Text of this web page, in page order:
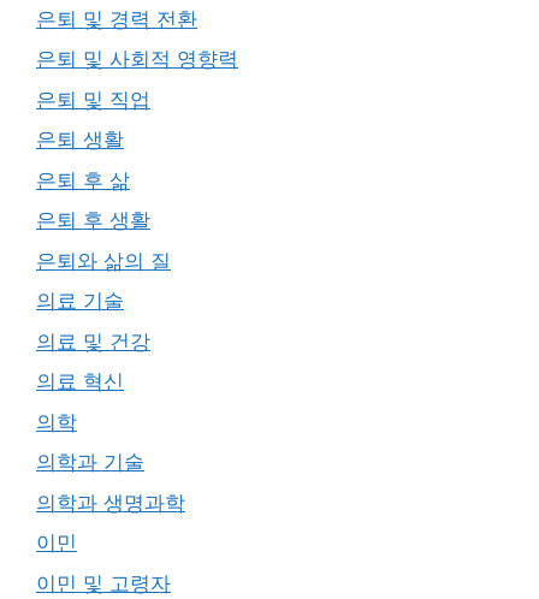
은퇴 및 경력 전환
은퇴 및 사회적 영향력
은퇴 및 직업
은퇴 생활
은퇴 후 삶
은퇴 후 생활
은퇴와 삶의 질
의료 기술
의료 및 건강
의료 혁신
의학
의학과 기술
의학과 생명과학
이민
이민 및 고령자